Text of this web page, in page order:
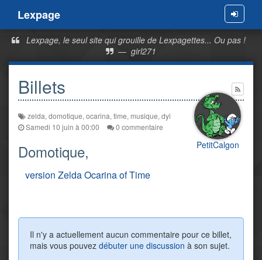
Menu
Lexpage
Lexpage, le seul site qui grouille de Lexpagettes... Ou pas !
— girl271
Billets
PetitCalgon
zelda, domotique, ocarina, time, musique, dyi
Samedi 10 juin à 00:00
0 commentaire
Domotique,
version Zelda Ocarina of Time
Il n'y a actuellement aucun commentaire pour ce billet,
mais vous pouvez débuter une discussion à son sujet.